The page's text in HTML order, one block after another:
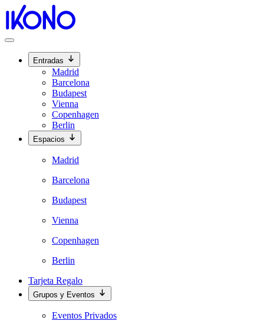
Entradas
Madrid
Barcelona
Budapest
Vienna
Copenhagen
Berlin
Espacios
Madrid
Barcelona
Budapest
Vienna
Copenhagen
Berlin
Tarjeta Regalo
Grupos y Eventos
Eventos Privados